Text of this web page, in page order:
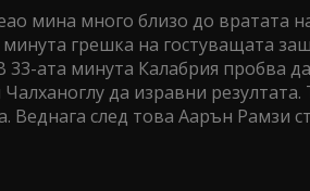
мина много близо до вратата
минута грешка на гостуващата
ата минута Калабрия пробва
да изравни
Веднага след това Аарън Рамзи